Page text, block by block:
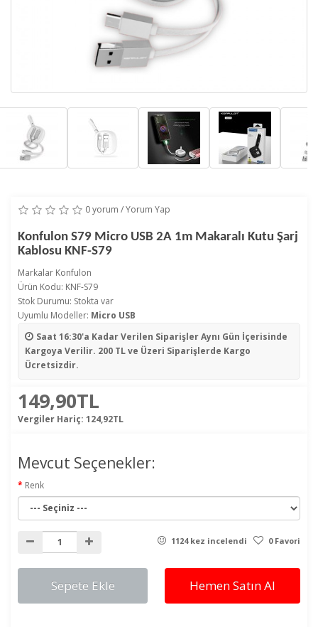
0 yorum /Yorum Yap
Konfulon S79 Micro USB 2A 1m Makaralı Kutu Şarj
Kablosu KNF-S79
Markalar Konfulon
Ürün Kodu: KNF-S79
Stok Durumu: Stokta var
Uyumlu Modeller: Micro USB
Saat 16:30'a Kadar Verilen SiparişlerAynı Gün İçerisinde
Kargoya Verilir. 200 TL ve Üzeri Siparişlerde Kargo
Ücretsizdir.
149,90TL
Vergiler Hariç: 124,92TL
Mevcut Seçenekler:
Renk
1124 kez incelendi 0 Favori
Sepete Ekle Hemen Satın Al